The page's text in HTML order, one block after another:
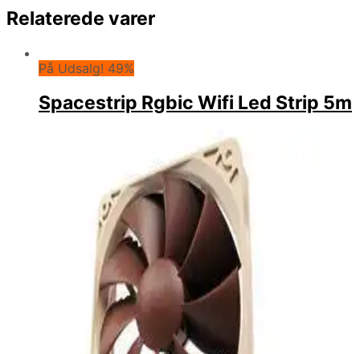
Relaterede varer
På Udsalg! 49%
Spacestrip Rgbic Wifi Led Strip 5m